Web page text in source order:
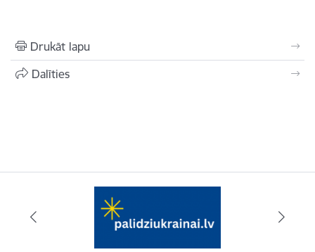
Drukāt lapu
Dalīties